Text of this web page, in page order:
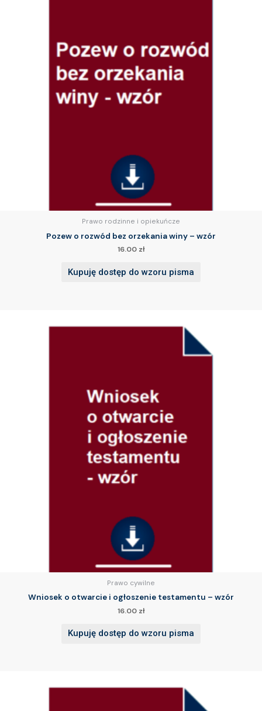
Prawo rodzinne i opiekuńcze
Pozew o rozwód bez orzekania winy – wzór
16.00 zł
Kupuję dostęp do wzoru pisma
Prawo cywilne
Wniosek o otwarcie i ogłoszenie testamentu – wzór
16.00 zł
Kupuję dostęp do wzoru pisma